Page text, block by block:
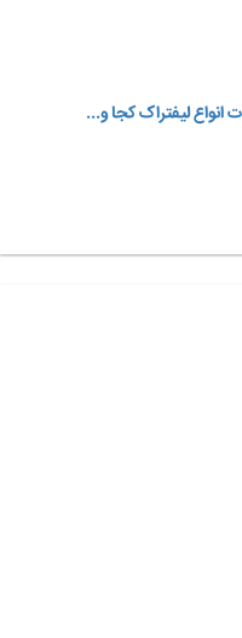
انواع لیفتراک کجا و...